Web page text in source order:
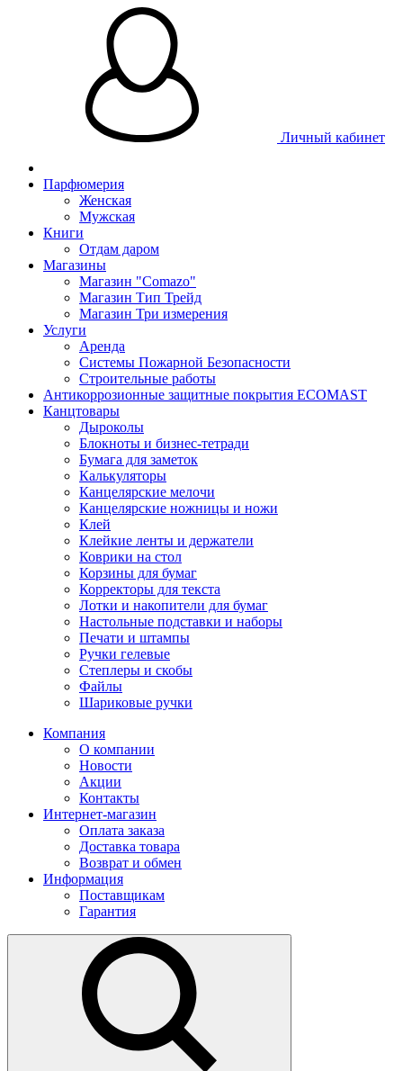
Личный кабинет
Парфюмерия
Женская
Мужская
Книги
Отдам даром
Магазины
Магазин "Comazo"
Магазин Тип Трейд
Магазин Три измерения
Услуги
Аренда
Системы Пожарной Безопасности
Строительные работы
Антикоррозионные защитные покрытия ECOMAST
Канцтовары
Дыроколы
Блокноты и бизнес-тетради
Бумага для заметок
Калькуляторы
Канцелярские мелочи
Канцелярские ножницы и ножи
Клей
Клейкие ленты и держатели
Коврики на стол
Корзины для бумаг
Корректоры для текста
Лотки и накопители для бумаг
Настольные подставки и наборы
Печати и штампы
Ручки гелевые
Степлеры и скобы
Файлы
Шариковые ручки
Компания
О компании
Новости
Акции
Контакты
Интернет-магазин
Оплата заказа
Доставка товара
Возврат и обмен
Информация
Поставщикам
Гарантия